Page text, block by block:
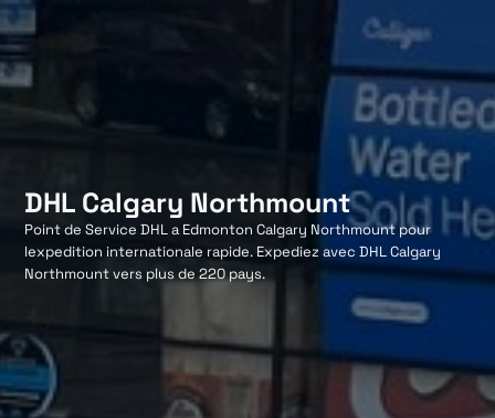
DHL Calgary Northmount
Point de Service DHL a Edmonton Calgary Northmount pour
lexpedition internationale rapide. Expediez avec DHL Calgary
Northmount vers plus de 220 pays.